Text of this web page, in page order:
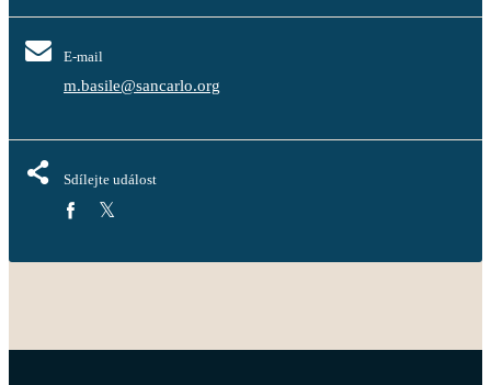
E-mail
m.basile@sancarlo.org
Sdílejte událost